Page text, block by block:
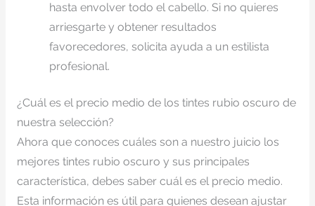
hasta envolver todo el cabello. Si no quieres
arriesgarte y obtener resultados
favorecedores, solicita ayuda a un estilista
profesional.
¿Cuál es el precio medio de los tintes rubio oscuro de
nuestra selección?
Ahora que conoces cuáles son a nuestro juicio los
mejores tintes rubio oscuro y sus principales
característica, debes saber cuál es el precio medio.
Esta información es útil para quienes desean ajustar